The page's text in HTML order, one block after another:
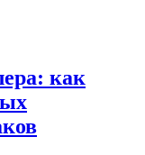
как